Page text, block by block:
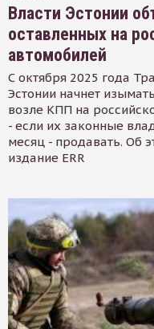
Власти Эстонии
оставленных на
автомобилей
С октября 2025 года
Эстонии начнет
возле КПП на
- если их законные
месяц - продавать. Об
издание ERR